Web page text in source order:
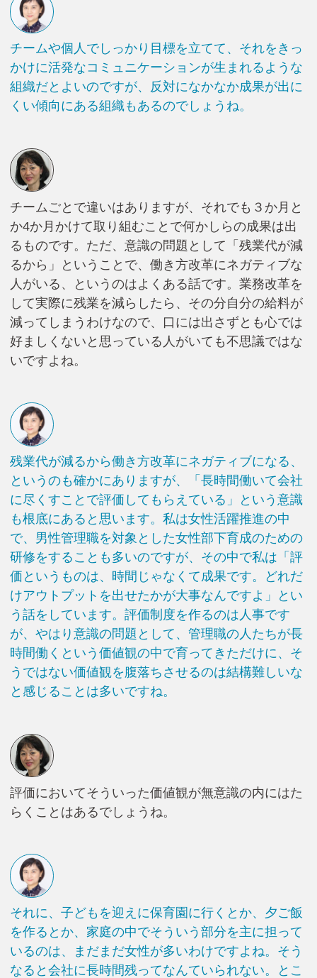
チームや個人でしっかり目標を立てて、それをきっ
かけに活発なコミュニケーションが生まれるような
組織だとよいのですが、反対になかなか成果が出に
くい傾向にある組織もあるのでしょうね。
チームごとで違いはありますが、それでも３か月と
か4か月かけて取り組むことで何かしらの成果は出
るものです。ただ、意識の問題として「残業代が減
るから」ということで、働き方改革にネガティブな
人がいる、というのはよくある話です。業務改革を
して実際に残業を減らしたら、その分自分の給料が
減ってしまうわけなので、口には出さずとも心では
好ましくないと思っている人がいても不思議ではな
いですよね。
残業代が減るから働き方改革にネガティブになる、
というのも確かにありますが、「長時間働いて会社
に尽くすことで評価してもらえている」という意識
も根底にあると思います。私は女性活躍推進の中
で、男性管理職を対象とした女性部下育成のための
研修をすることも多いのですが、その中で私は「評
価というものは、時間じゃなくて成果です。どれだ
けアウトプットを出せたかが大事なんですよ」とい
う話をしています。評価制度を作るのは人事です
が、やはり意識の問題として、管理職の人たちが長
時間働くという価値観の中で育ってきただけに、そ
うではない価値観を腹落ちさせるのは結構難しいな
と感じることは多いですね。
評価においてそういった価値観が無意識の内にはた
らくことはあるでしょうね。
それに、子どもを迎えに保育園に行くとか、夕ご飯
を作るとか、家庭の中でそういう部分を主に担って
いるのは、まだまだ女性が多いわけですよね。そう
なると会社に長時間残ってなんていられない。とこ